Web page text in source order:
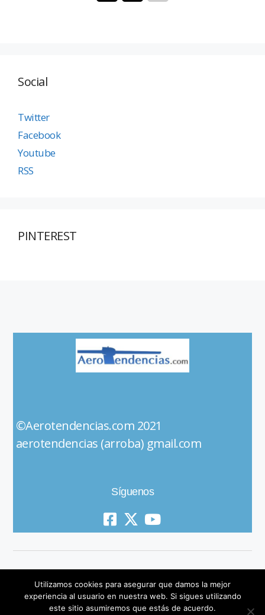
Social
Twitter
Facebook
Youtube
RSS
PINTEREST
©Aerotendencias.com 2021
aerotendencias (arroba) gmail.com
Síguenos
© 2019 All Rights Reserved
Utilizamos cookies para asegurar que damos la mejor
experiencia al usuario en nuestra web. Si sigues utilizando
este sitio asumiremos que estás de acuerdo.